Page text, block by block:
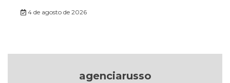
4 de agosto de 2026
agenciarusso